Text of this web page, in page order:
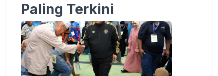
Paling Terkini